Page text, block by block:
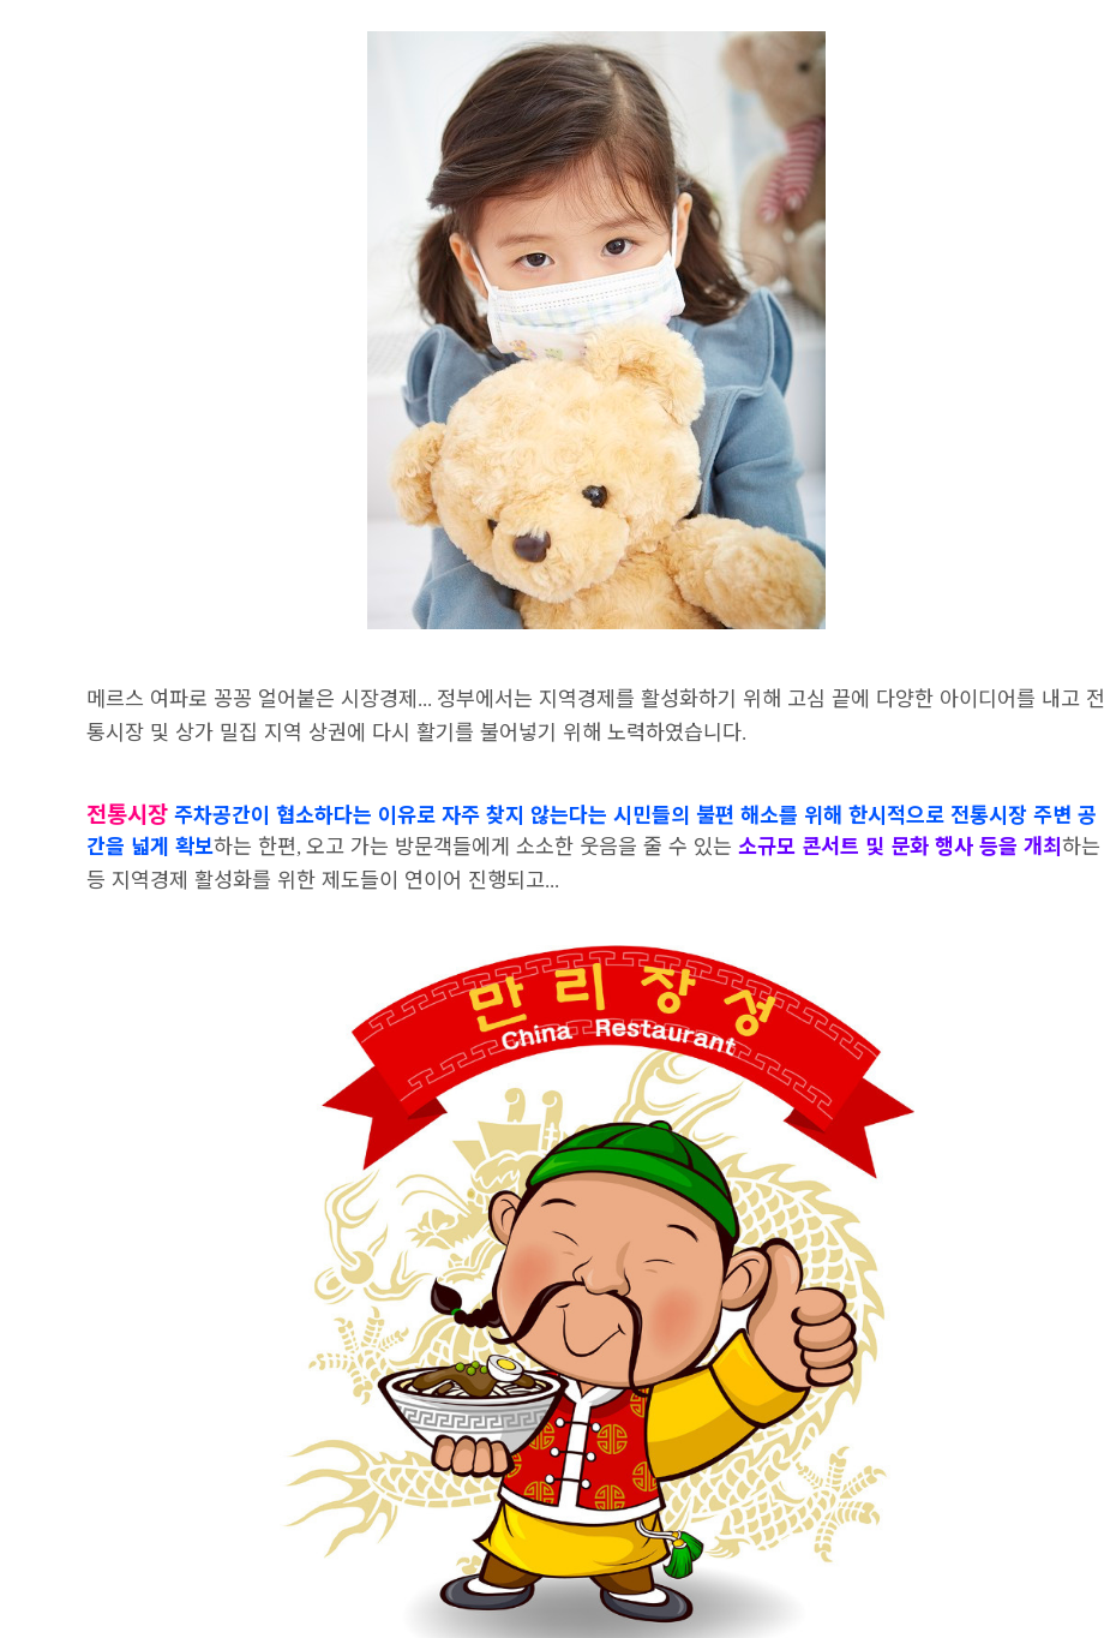
메르스 여파로 꽁꽁 얼어붙은 시장경제... 정부에서는 지역경제를 활성화하기 위해 고심 끝에 다양한 아이디어를 내고 전
통시장 및 상가 밀집 지역 상권에 다시 활기를 불어넣기 위해 노력하였습니다.
전통시장 주차공간이 협소하다는 이유로 자주 찾지 않는다는 시민들의 불편 해소를 위해 한시적으로 전통시장 주변 공
간을 넓게 확보하는 한편, 오고 가는 방문객들에게 소소한 웃음을 줄 수 있는 소규모 콘서트 및 문화 행사 등을 개최하는
등 지역경제 활성화를 위한 제도들이 연이어 진행되고...